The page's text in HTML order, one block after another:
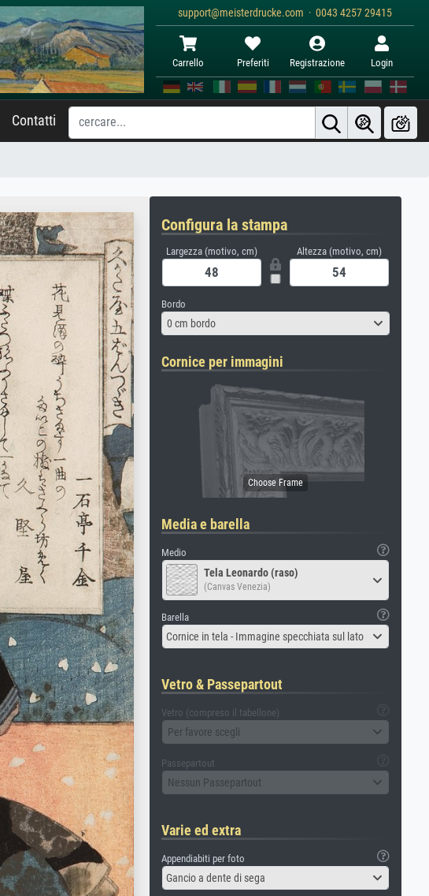
support@meisterdrucke.com · 0043 4257 29415
Carrello Preferiti Registrazione Login
Contatti
Configura la stampa
Largezza (motivo, cm) Altezza (motivo, cm)
Bordo
0 cm bordo
Cornice per immagini
Media e barella
Medio
Tela Leonardo (raso)
(Canvas Venezia)
Barella
Cornice in tela - Immagine specchiata sul lato
Vetro & Passepartout
Vetro (compreso il tabellone)
Per favore scegli
Passepartout
Nessun Passepartout
Varie ed extra
Appendiabiti per foto
Gancio a dente di sega